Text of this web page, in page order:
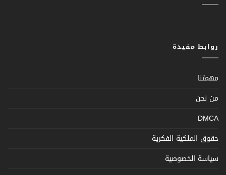
روابط مفيدة
مهمتنا
من نحن
DMCA
حقوق الملكية الفكرية
سياسة الخصوصية